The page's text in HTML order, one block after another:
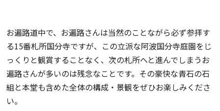
お遍路道中で、お遍路さんは当然のことながら必ず参拝す
る15番札所国分寺ですが、この立派な阿波国分寺庭園をじ
っくりと観賞することなく、次の札所へと進んでしまうお
遍路さんが多いのは残念なことです。その豪快な青石の石
組と本堂も含めた全体の構成・景観をぜひお楽しみくださ
い。